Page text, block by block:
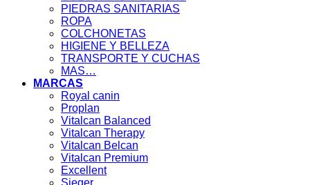
PIEDRAS SANITARIAS
ROPA
COLCHONETAS
HIGIENE Y BELLEZA
TRANSPORTE Y CUCHAS
MAS…
MARCAS
Royal canin
Proplan
Vitalcan Balanced
Vitalcan Therapy
Vitalcan Belcan
Vitalcan Premium
Excellent